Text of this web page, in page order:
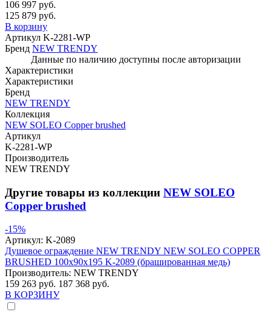
106 997 руб.
125 879 руб.
В корзину
Артикул K-2281-WP
Бренд NEW TRENDY
Данные по наличию доступны после авторизации
Характеристики
Характеристики
Бренд
NEW TRENDY
Коллекция
NEW SOLEO Copper brushed
Артикул
K-2281-WP
Производитель
NEW TRENDY
Другие товары из коллекции NEW SOLEO
Copper brushed
-15%
Артикул: K-2089
Душевое ограждение NEW TRENDY NEW SOLEO COPPER
BRUSHED 100x90x195 K-2089 (брашированная медь)
Производитель: NEW TRENDY
159 263 руб. 187 368 руб.
В КОРЗИНУ